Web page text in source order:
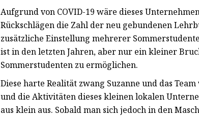
Aufgrund von COVID-19 wäre dieses
Rückschlägen die Zahl der neu gebundenen
zusätzliche Einstellung mehrerer
ist in den letzten Jahren, aber nur ein kleiner
Sommerstudenten zu ermöglichen.
Diese harte Realität zwang Suzanne und das
und die Aktivitäten dieses kleinen lokalen
aus klein aus. Sobald man sich jedoch in den